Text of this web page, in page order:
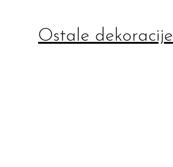
Ostale dekoracije